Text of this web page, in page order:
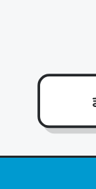
ットペッパーグル
けど、読み方